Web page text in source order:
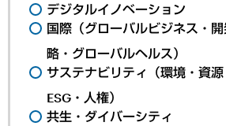
デジタルイノベーション
国際（グローバルビジネス・
略・グローバルヘルス）
サステナビリティ（環境・資源
ESG・人権）
共生・ダイバーシティ